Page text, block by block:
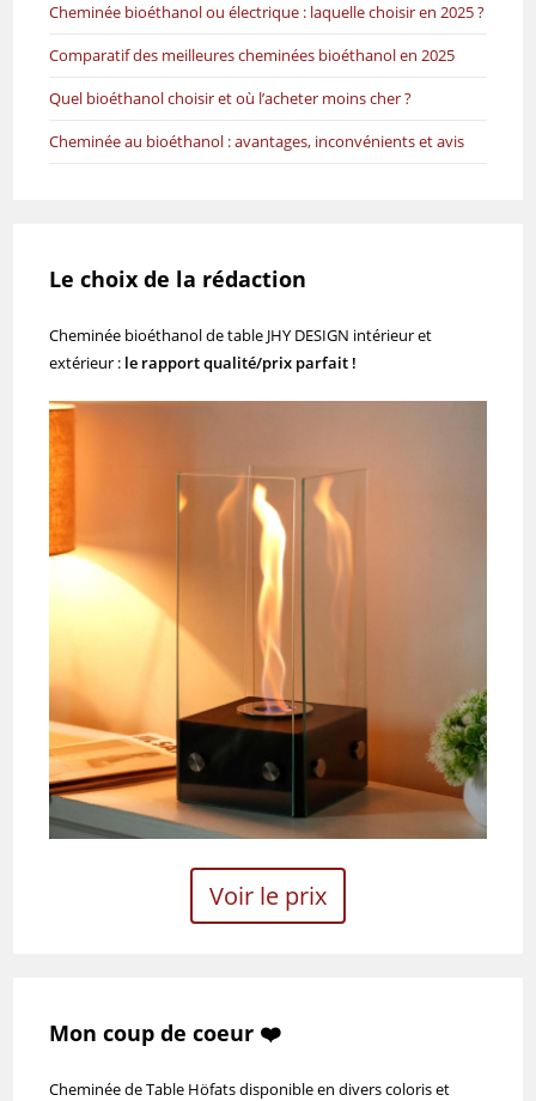
Cheminée bioéthanol ou électrique : laquelle choisir en 2025 ?
Comparatif des meilleures cheminées bioéthanol en 2025
Quel bioéthanol choisir et où l’acheter moins cher ?
Cheminée au bioéthanol : avantages, inconvénients et avis
Le choix de la rédaction
Cheminée bioéthanol de table JHY DESIGN intérieur et
extérieur : le rapport qualité/prix parfait !
Voir le prix
Mon coup de coeur ❤️
Cheminée de Table Höfats disponible en divers coloris et